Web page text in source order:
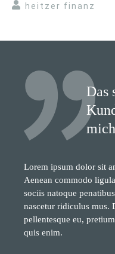
heitzer finanz
Das
mich
Lorem ipsum dolor sit
Aenean commodo
sociis natoque
nascetur ridiculus mus.
pellentesque eu,
quis enim.